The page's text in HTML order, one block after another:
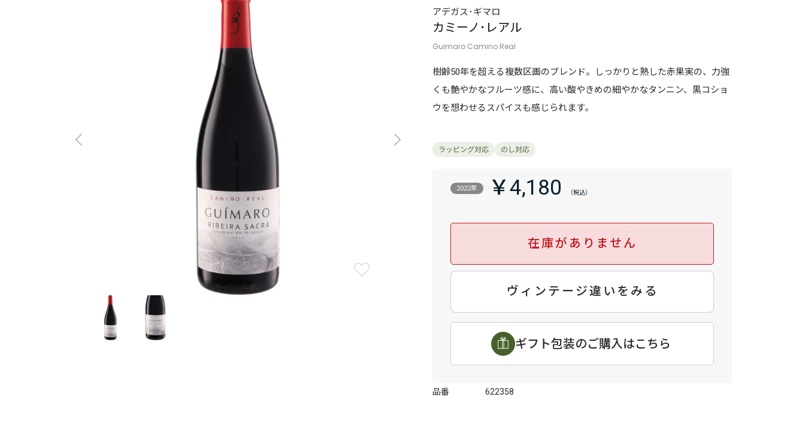
アデガス･ギマロ
カミーノ･レアル
Guimaro Camino Real
樹齢50年を超える複数区画のブレンド。しっかりと熟した赤果実の、力強
くも艶やかなフルーツ感に、高い酸やきめの細やかなタンニン、黒コショ
ウを想わせるスパイスも感じられます。
2022年 ￥4,180
在庫がありません
ヴィンテージ違いをみる
ギフト包装のご購入はこちら
品番 622358